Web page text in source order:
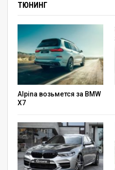
4 / 7
Chevrolet Sonic RS
5 / 7
Chevrolet Sonic RS
ТЮНИНГ
Alpina возьмется за BMW
X7